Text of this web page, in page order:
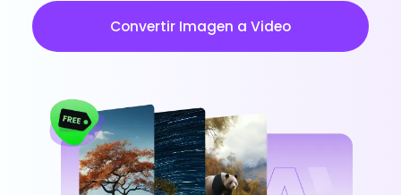
Convertir Imagen a Video